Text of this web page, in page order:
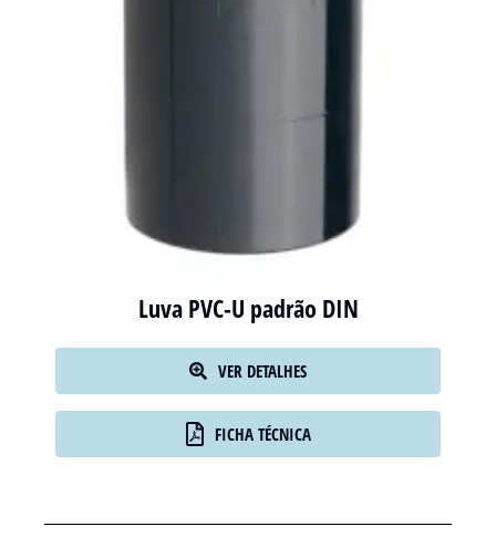
Luva PVC-U padrão DIN
VER DETALHES
FICHA TÉCNICA